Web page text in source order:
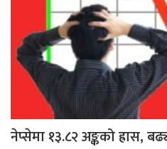
नेप्सेमा १३.८२ अङ्कको ह्रास,